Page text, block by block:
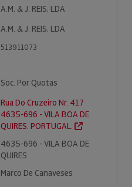
A.M. & J. REIS, LDA
A.M. & J. REIS, LDA
513911073
Soc. Por Quotas
Rua Do Cruzeiro Nr. 417
4635-696 - VILA BOA DE
QUIRES. PORTUGAL.
4635-696 - VILA BOA DE
QUIRES
Marco De Canaveses